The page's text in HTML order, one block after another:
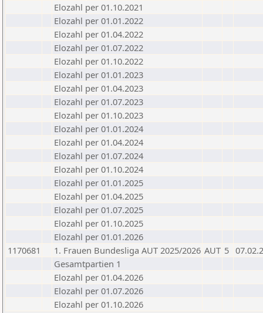
Elozahl per 01.10.2021
Elozahl per 01.01.2022
Elozahl per 01.04.2022
Elozahl per 01.07.2022
Elozahl per 01.10.2022
Elozahl per 01.01.2023
Elozahl per 01.04.2023
Elozahl per 01.07.2023
Elozahl per 01.10.2023
Elozahl per 01.01.2024
Elozahl per 01.04.2024
Elozahl per 01.07.2024
Elozahl per 01.10.2024
Elozahl per 01.01.2025
Elozahl per 01.04.2025
Elozahl per 01.07.2025
Elozahl per 01.10.2025
Elozahl per 01.01.2026
1170681
1. Frauen Bundesliga AUT 2025/2026 AUT 5
Gesamtpartien 1
Elozahl per 01.04.2026
Elozahl per 01.07.2026
Elozahl per 01.10.2026